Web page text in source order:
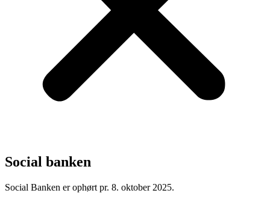
Social banken
Social Banken er ophørt pr. 8. oktober 2025.